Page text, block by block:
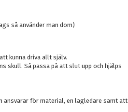
så använder man dom)
kunna driva allt själv.
skull. Så passa på att slut upp och hjälps
ansvarar för material, en lagledare samt att